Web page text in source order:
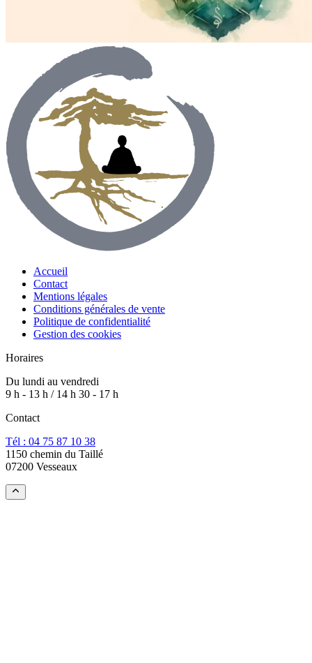
Accueil
Contact
Mentions légales
Conditions générales de vente
Politique de confidentialité
Gestion des cookies
Horaires
Du lundi au vendredi
9 h - 13 h / 14 h 30 - 17 h
Contact
Tél : 04 75 87 10 38
1150 chemin du Taillé
07200 Vesseaux